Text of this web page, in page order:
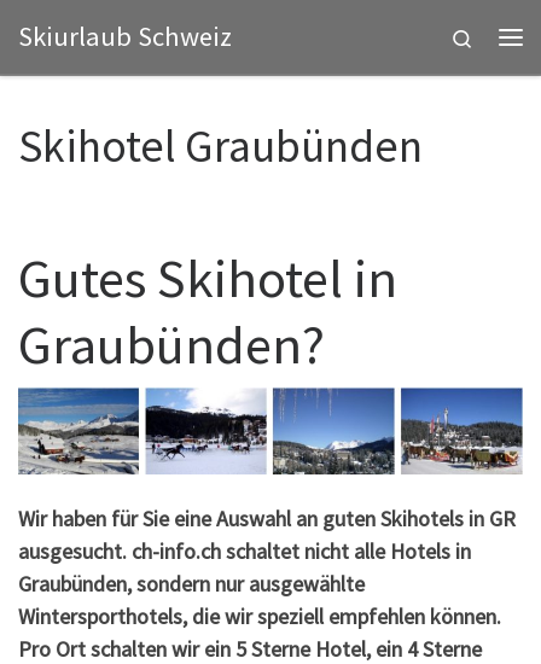
Zum Inhalt springen
Skiurlaub Schweiz
Search
Skihotel Graubünden
Gutes Skihotel in
Graubünden?
Wir haben für Sie eine Auswahl an guten Skihotels in GR
ausgesucht. ch-info.ch schaltet nicht alle Hotels in
Graubünden, sondern nur ausgewählte
Wintersporthotels, die wir speziell empfehlen können.
Pro Ort schalten wir ein 5 Sterne Hotel, ein 4 Sterne